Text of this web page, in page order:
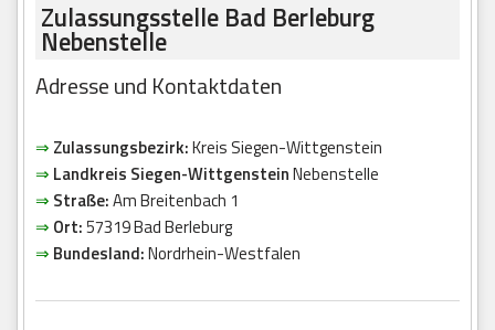
Zulassungsstelle Bad Berleburg
Nebenstelle
Adresse und Kontaktdaten
⇒ Zulassungsbezirk:Kreis Siegen-Wittgenstein
⇒ Landkreis Siegen-WittgensteinNebenstelle
⇒ Straße:Am Breitenbach 1
⇒ Ort:57319 Bad Berleburg
⇒ Bundesland:Nordrhein-Westfalen